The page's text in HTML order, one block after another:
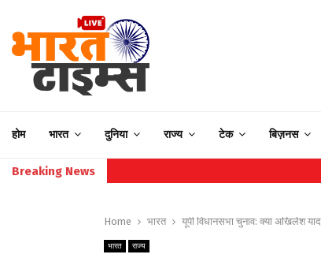
होम भारत दुनिया राज्य टेक बिज़नस
Breaking News
Home भारत यूपी विधानसभा चुनाव: क्या अखिलेश
भारत राज्य